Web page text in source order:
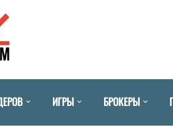
ИГРЫ БРОКЕРЫ